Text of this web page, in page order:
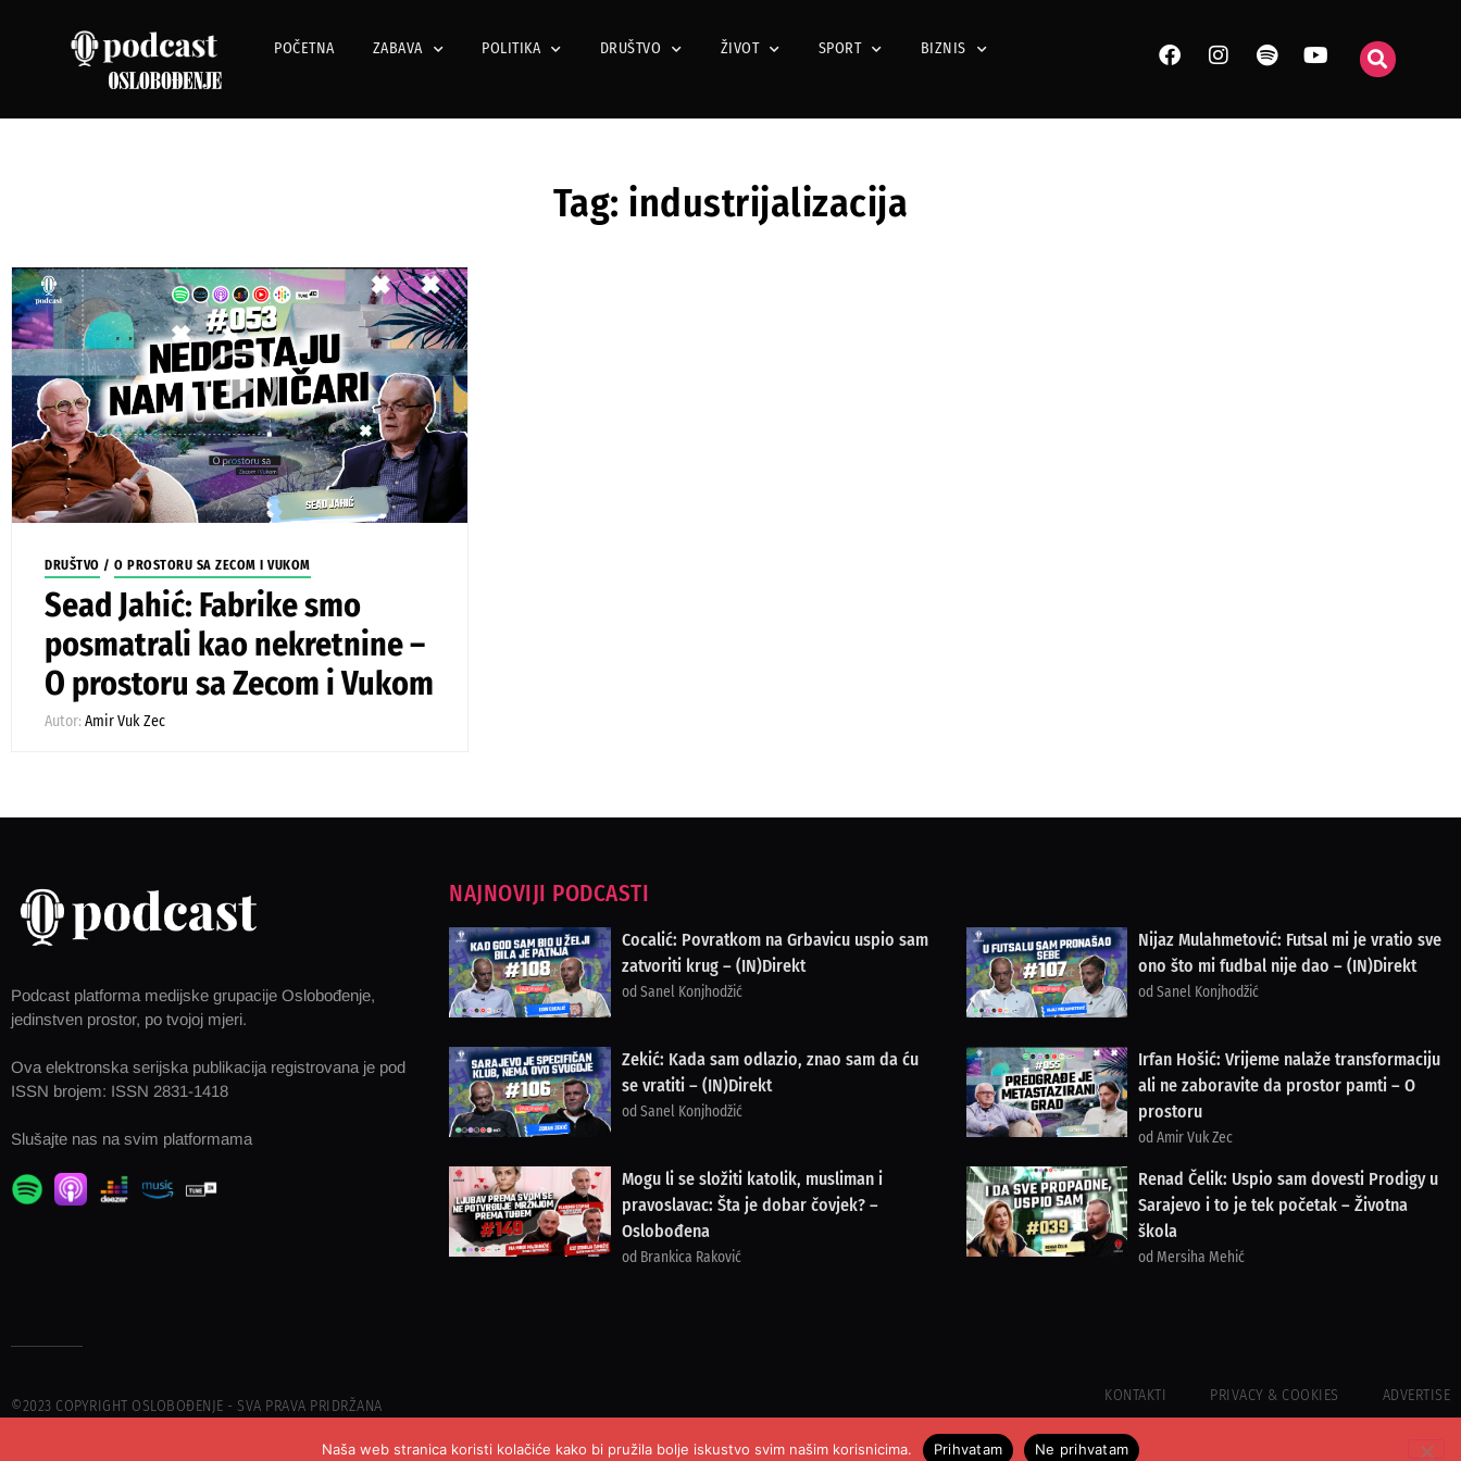
POČETNA ZABAVA POLITIKA DRUŠTVO ŽIVOT SPORT BIZNIS
Tag: industrijalizacija
DRUŠTVO / O PROSTORU SA ZECOM I VUKOM
Sead Jahić: Fabrike smo
posmatrali kao nekretnine –
O prostoru sa Zecom i Vukom
Autor: Amir Vuk Zec
Podcast platforma medijske grupacije Oslobođenje,
jedinstven prostor, po tvojoj mjeri.
Ova elektronska serijska publikacija registrovana je pod
ISSN brojem: ISSN 2831-1418
Slušajte nas na svim platformama
NAJNOVIJI PODCASTI
Cocalić: Povratkom na Grbavicu uspio sam
zatvoriti krug – (IN)Direkt
od Sanel Konjhodžić
Nijaz Mulahmetović: Futsal mi je vratio sve
ono što mi fudbal nije dao – (IN)Direkt
od Sanel Konjhodžić
Zekić: Kada sam odlazio, znao sam da ću
se vratiti – (IN)Direkt
od Sanel Konjhodžić
Irfan Hošić: Vrijeme nalaže transformaciju
ali ne zaboravite da prostor pamti – O
prostoru
od Amir Vuk Zec
Mogu li se složiti katolik, musliman i
pravoslavac: Šta je dobar čovjek? –
Oslobođena
od Brankica Raković
Renad Čelik: Uspio sam dovesti Prodigy u
Sarajevo i to je tek početak – Životna
škola
od Mersiha Mehić
©2023 COPYRIGHT OSLOBOĐENJE - SVA PRAVA PRIDRŽANA
KONTAKTI PRIVACY & COOKIES ADVERTISE
Naša web stranica koristi kolačiće kako bi pružila bolje iskustvo svim našim korisnicima. Prihvatam Ne prihvatam